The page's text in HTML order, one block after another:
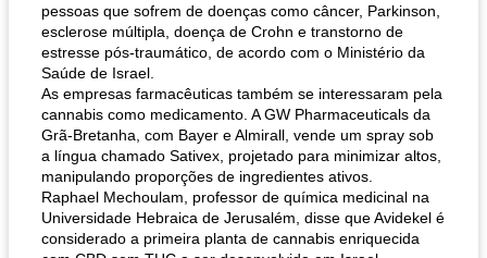
pessoas que sofrem de doenças como câncer, Parkinson,
esclerose múltipla, doença de Crohn e transtorno de
estresse pós-traumático, de acordo com o Ministério da
Saúde de Israel.
As empresas farmacêuticas também se interessaram pela
cannabis como medicamento. A GW Pharmaceuticals da
Grã-Bretanha, com Bayer e Almirall, vende um spray sob
a língua chamado Sativex, projetado para minimizar altos,
manipulando proporções de ingredientes ativos.
Raphael Mechoulam, professor de química medicinal na
Universidade Hebraica de Jerusalém, disse que Avidekel é
considerado a primeira planta de cannabis enriquecida